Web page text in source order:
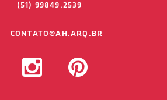
(51) 99849.2539
CONTATO@AH.ARQ.BR
FACEBOOK INSTAGRAM